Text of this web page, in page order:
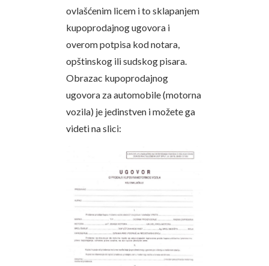
ovlašćenim licem i to sklapanjem
kupoprodajnog ugovora i
overom potpisa kod notara,
opštinskog ili sudskog pisara.
Obrazac kupoprodajnog
ugovora za automobile (motorna
vozila) je jedinstven i možete ga
videti na slici: